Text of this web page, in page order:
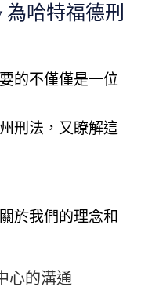
為哈特福德刑
的不僅僅是一位
刑法，又瞭解這
於我們的理念和
心的溝通